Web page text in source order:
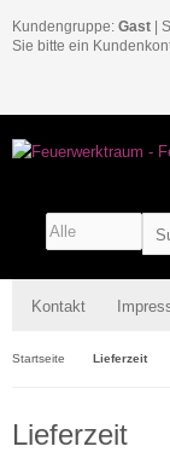
Kundengruppe: Gast |
Sie bitte ein
Kontakt
Startseite Lieferzeit
Lieferzeit